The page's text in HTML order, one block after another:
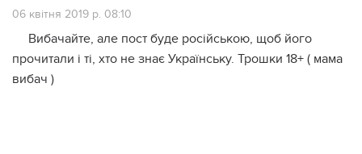
06 квітня 2019 р. 08:10
Вибачайте, але пост буде російською, щоб його
прочитали і ті, хто не знає Українську. Трошки 18+ ( мама
вибач )